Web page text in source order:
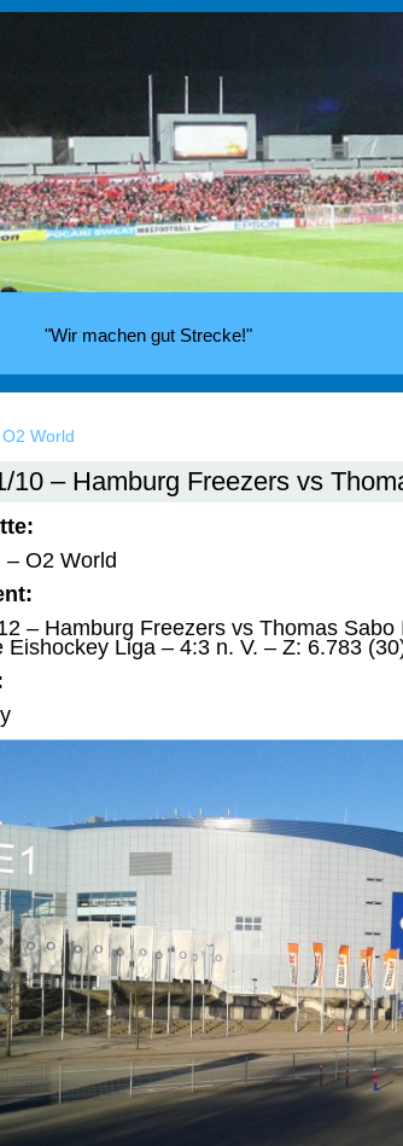
"Wir machen gut Strecke!"
World
10 – Hamburg Freezers vs
– O2 World
– Hamburg Freezers vs Thomas Sabo
Eishockey Liga – 4:3 n. V. – Z: 6.783